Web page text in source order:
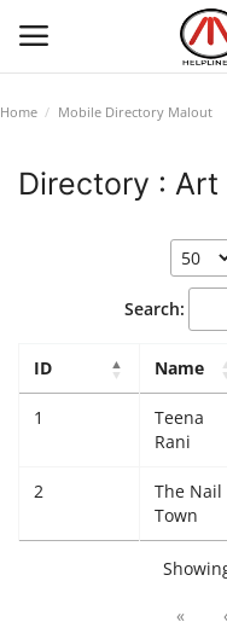
How to Reach Malout
Privacy Policy
History of Malout
Home Mobile Directory Malout
Directory : Art
Search:
ID Name
1
Teena
Rani
2
The Nail
Town
« ‹